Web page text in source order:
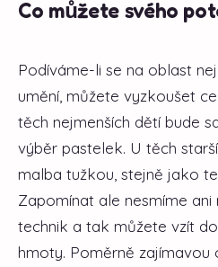
Co můžete svého
Podíváme-li se na oblast
umění, můžete vyzkoušet
těch nejmenších dětí bude
výběr pastelek. U těch
malba tužkou, stejně jako
Zapomínat ale nesmíme ani
technik a tak můžete vzít
hmoty. Poměrně